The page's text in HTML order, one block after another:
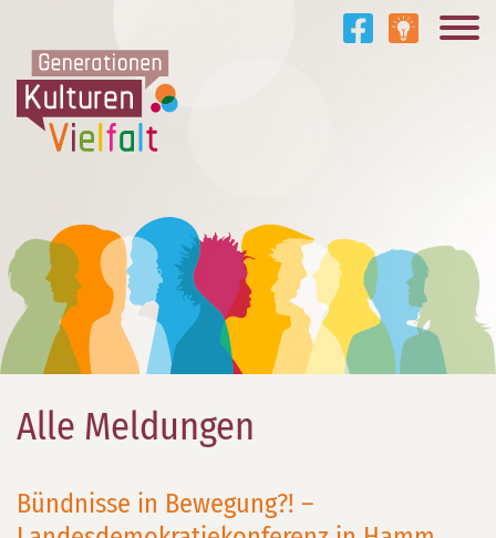
Alle Meldungen
Bündnisse in Bewegung?! –